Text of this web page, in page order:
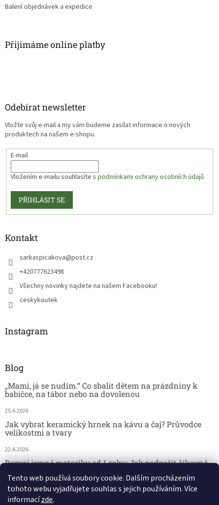
Tento web používá soubory cookie. Dalším procházením
tohoto webu vyjadřujete souhlas s jejich používáním. Více
informacízde.
Balení objednávek a expedice
Přijímáme online platby
Odebírat newsletter
Vložte svůj e-mail a my vám budeme zasílat informace o nových
produktech na našem e-shopu.
E-mail
Vložením e-mailu souhlasíte s podmínkami ochrany osobních údajů
PŘIHLÁSIT SE
Kontakt
sarkaspicakova@post.cz
+420777623498
Všechny novinky najdete na našem Facebooku!
ceskykoutek
Instagram
Blog
„Mami, já se nudím.“ Co sbalit dětem na prázdniny k
babičce, na tábor nebo na dovolenou
25.6.2026
Jak vybrat keramický hrnek na kávu a čaj? Průvodce
velikostmi a tvary
22.6.2026
Rozvoj jemné motoriky od 1 roku: Jak podpořit šikovné
18.6.2026